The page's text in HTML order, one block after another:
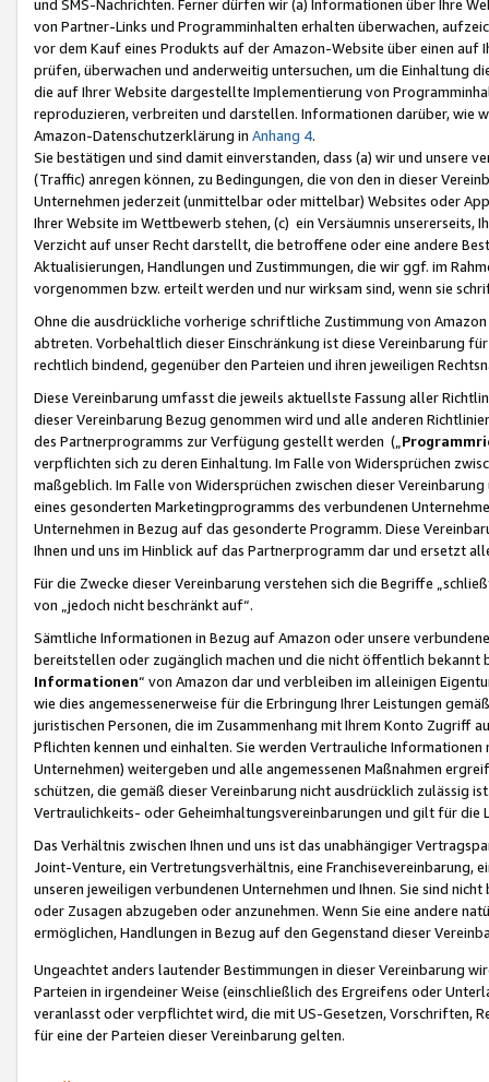
und SMS-Nachrichten. Ferner dürfen wir (a) Informationen über Ihre
von Partner-Links und Programminhalten erhalten überwachen,
vor dem Kauf eines Produkts auf der Amazon-Website über einen
prüfen, überwachen und anderweitig untersuchen, um die Einhaltung
die auf Ihrer Website dargestellte Implementierung von
reproduzieren, verbreiten und darstellen. Informationen darüber, wie
Amazon-Datenschutzerklärung in Anhang 4.
Sie bestätigen und sind damit einverstanden, dass (a) wir und
(Traffic) anregen können, zu Bedingungen, die von den in dieser
Unternehmen jederzeit (unmittelbar oder mittelbar) Websites oder
Ihrer Website im Wettbewerb stehen, (c) ein Versäumnis unsererseits,
Verzicht auf unser Recht darstellt, die betroffene oder eine andere
Aktualisierungen, Handlungen und Zustimmungen, die wir ggf. im
vorgenommen bzw. erteilt werden und nur wirksam sind, wenn sie
Ohne die ausdrückliche vorherige schriftliche Zustimmung von
abtreten. Vorbehaltlich dieser Einschränkung ist diese Vereinbarung
rechtlich bindend, gegenüber den Parteien und ihren jeweiligen
Diese Vereinbarung umfasst die jeweils aktuellste Fassung aller
dieser Vereinbarung Bezug genommen wird und alle anderen
des Partnerprogramms zur Verfügung gestellt werden („
verpflichten sich zu deren Einhaltung. Im Falle von Widersprüchen
maßgeblich. Im Falle von Widersprüchen zwischen dieser
eines gesonderten Marketingprogramms des verbundenen
Unternehmen in Bezug auf das gesonderte Programm. Diese
Ihnen und uns im Hinblick auf das Partnerprogramm dar und ersetzt
Für die Zwecke dieser Vereinbarung verstehen sich die Begriffe
von „jedoch nicht beschränkt auf“.
Sämtliche Informationen in Bezug auf Amazon oder unsere
bereitstellen oder zugänglich machen und die nicht öffentlich
Informationen“ von Amazon dar und verbleiben im alleinigen
wie dies angemessenerweise für die Erbringung Ihrer Leistungen
juristischen Personen, die im Zusammenhang mit Ihrem Konto
Pflichten kennen und einhalten. Sie werden Vertrauliche
Unternehmen) weitergeben und alle angemessenen Maßnahmen
schützen, die gemäß dieser Vereinbarung nicht ausdrücklich zulässig
Vertraulichkeits- oder Geheimhaltungsvereinbarungen und gilt für die
Das Verhältnis zwischen Ihnen und uns ist das unabhängiger
Joint-Venture, ein Vertretungsverhältnis, eine Franchisevereinbarung,
unseren jeweiligen verbundenen Unternehmen und Ihnen. Sie sind
oder Zusagen abzugeben oder anzunehmen. Wenn Sie eine andere
ermöglichen, Handlungen in Bezug auf den Gegenstand dieser
Ungeachtet anders lautender Bestimmungen in dieser Vereinbarung
Parteien in irgendeiner Weise (einschließlich des Ergreifens oder
veranlasst oder verpflichtet wird, die mit US-Gesetzen, Vorschriften,
für eine der Parteien dieser Vereinbarung gelten.